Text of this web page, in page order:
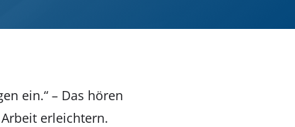
ein.“ – Das hören
erleich­tern.